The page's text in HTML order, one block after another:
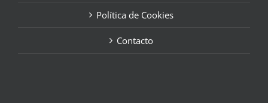
Política de Cookies
Contacto